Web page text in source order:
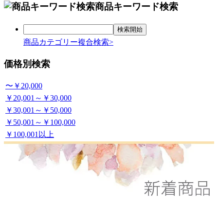
商品キーワード検索
商品カテゴリー複合検索>
価格別検索
〜￥20,000
￥20,001～￥30,000
￥30,001～￥50,000
￥50,001～￥100,000
￥100,001以上